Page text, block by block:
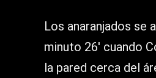
Los anaranjados se
minuto 26′ cuando
la pared cerca del